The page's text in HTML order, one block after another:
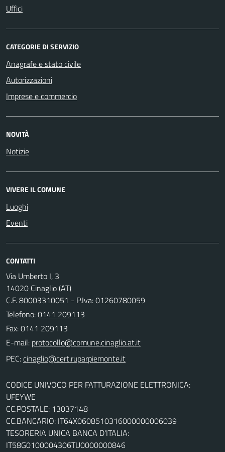
Uffici
CATEGORIE DI SERVIZIO
Anagrafe e stato civile
Autorizzazioni
Imprese e commercio
NOVITÀ
Notizie
VIVERE IL COMUNE
Luoghi
Eventi
CONTATTI
Via Umberto I, 3
14020 Cinaglio (AT)
C.F. 80003310051 - P.Iva: 01260780059
Telefono:0141 209113
Fax: 0141 209113
E-mail:
PEC:
CODICE UNIVOCO PER FATTURAZIONE ELETTRONICA:
UFEYWE
CC.POSTALE: 13037148
CC.BANCARIO: IT64X0608510316000000006039
TESORERIA UNICA BANCA D'ITALIA:
IT58G0100004306TU0000000846